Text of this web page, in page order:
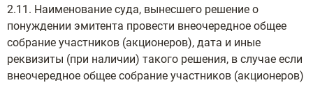
2.11. Наименование суда, вынесшего решение о
понуждении эмитента провести внеочередное общее
собрание участников (акционеров), дата и иные
реквизиты (при наличии) такого решения, в случае если
внеочередное общее собрание участников (акционеров)